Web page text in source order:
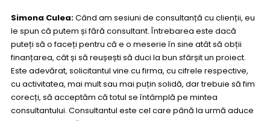
Simona Culea:Când am sesiuni de consultanță cu clienții, eu
le spun că putem și fără consultant. Întrebarea este dacă
puteți să o faceți pentru că e o meserie în sine atât să obții
finanțarea, cât și să reușești să duci la bun sfârșit un proiect.
Este adevărat, solicitantul vine cu firma, cu cifrele respective,
cu activitatea, mai mult sau mai puțin solidă, dar trebuie să fim
corecți, să acceptăm că totul se întâmplă pe mintea
consultantului. Consultantul este cel care până la urmă aduce